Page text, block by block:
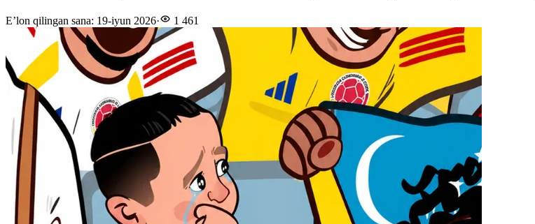
E’lon qilingan sana: 19-iyun 2026· 1 461